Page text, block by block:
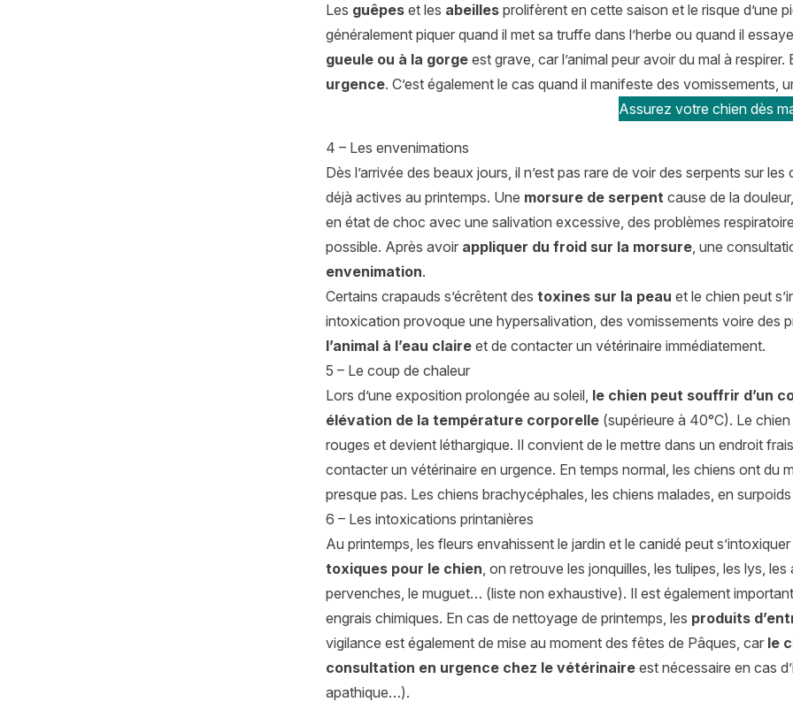
Les guêpes et les abeilles prolifèrent en cette saison et le risque d’une
généralement piquer quand il met sa truffe dans l’herbe ou quand il
gueule ou à la gorge est grave, car l’animal peur avoir du mal à respirer.
urgence. C’est également le cas quand il manifeste des
Assurez votre chien dès
4 – Les envenimations
Dès l’arrivée des beaux jours, il n’est pas rare de voir des serpents sur
déjà actives au printemps. Une morsure de serpent cause de la
en état de choc avec une salivation excessive, des problèmes
possible. Après avoir appliquer du froid sur la morsure, une
envenimation.
Certains crapauds s’écrêtent des toxines sur la peau et le chien peut
intoxication provoque une hypersalivation, des vomissements voire des
l’animal à l’eau claire et de contacter un vétérinaire immédiatement.
5 – Le coup de chaleur
Lors d’une exposition prolongée au soleil, le chien peut souffrir d’un
élévation de la température corporelle (supérieure à 40°C). Le
rouges et devient léthargique. Il convient de le mettre dans un endroit
contacter un vétérinaire en urgence. En temps normal, les chiens ont du
presque pas. Les chiens brachycéphales, les chiens malades, en
6 – Les intoxications printanières
Au printemps, les fleurs envahissent le jardin et le canidé peut
toxiques pour le chien, on retrouve les jonquilles, les tulipes, les lys,
pervenches, le muguet… (liste non exhaustive). Il est également
engrais chimiques. En cas de nettoyage de printemps, les produits
vigilance est également de mise au moment des fêtes de Pâques, car le
consultation en urgence chez le vétérinaire est nécessaire en cas
apathique…).